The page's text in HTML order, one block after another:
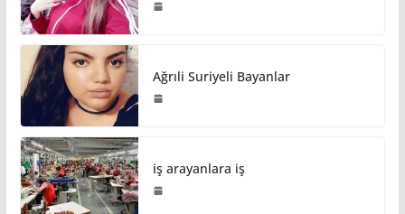
Ağrıli Suriyeli Bayanlar
iş arayanlara iş